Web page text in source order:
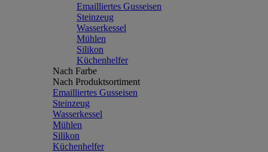
Emailliertes Gusseisen
Steinzeug
Wasserkessel
Mühlen
Silikon
Küchenhelfer
Nach Farbe
Nach Produktsortiment
Emailliertes Gusseisen
Steinzeug
Wasserkessel
Mühlen
Silikon
Küchenhelfer